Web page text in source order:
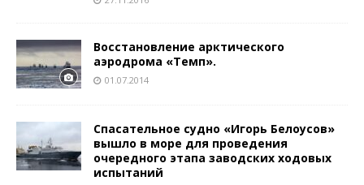
Восстановление арктического
аэродрома «Темп».
01.07.2014
Спасательное судно «Игорь Белоусов»
вышло в море для проведения
очередного этапа заводских ходовых
испытаний